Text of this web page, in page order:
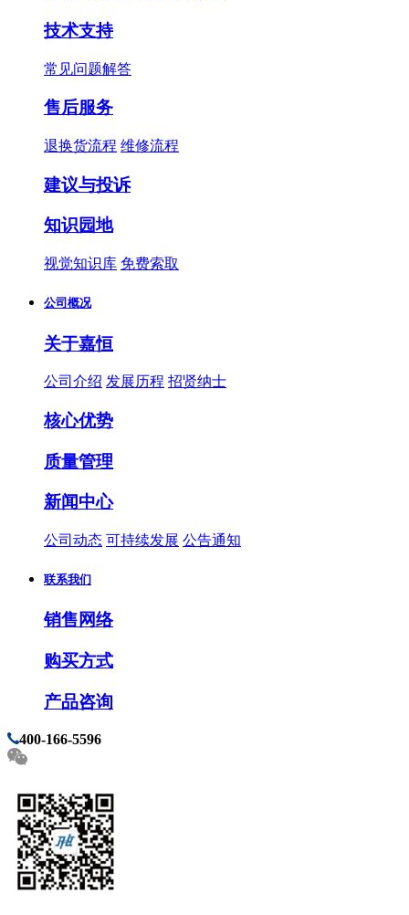
技术支持
常见问题解答
售后服务
退换货流程 维修流程
建议与投诉
知识园地
视觉知识库 免费索取
公司概况
关于嘉恒
公司介绍 发展历程 招贤纳士
核心优势
质量管理
新闻中心
公司动态 可持续发展 公告通知
联系我们
销售网络
购买方式
产品咨询
400-166-5596